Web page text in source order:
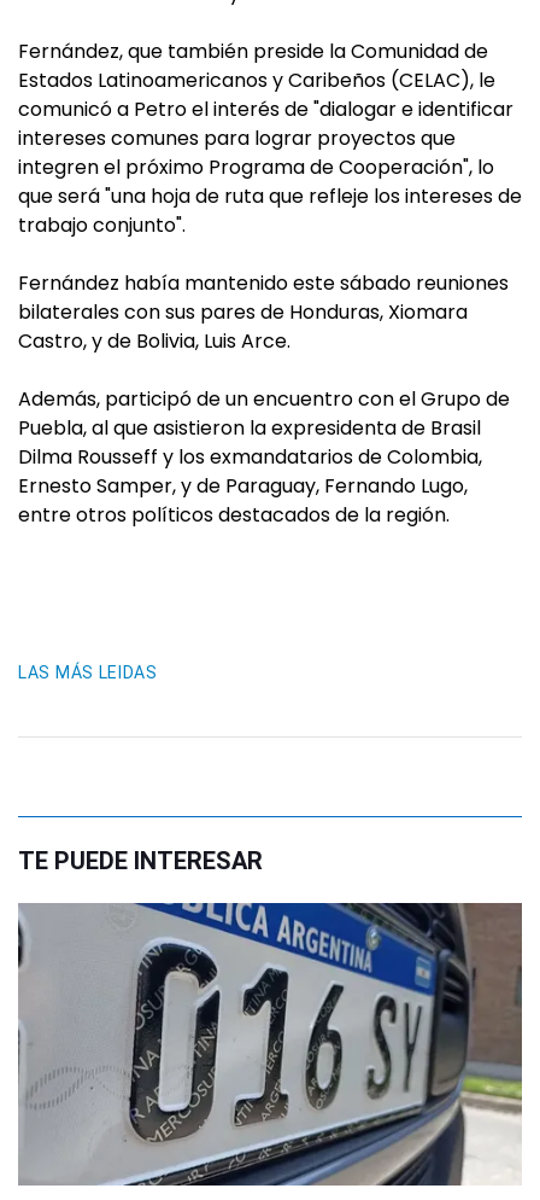
Fernández, que también preside la Comunidad de
Estados Latinoamericanos y Caribeños (CELAC), le
comunicó a Petro el interés de "dialogar e identificar
intereses comunes para lograr proyectos que
integren el próximo Programa de Cooperación", lo
que será "una hoja de ruta que refleje los intereses de
trabajo conjunto".
Fernández había mantenido este sábado reuniones
bilaterales con sus pares de Honduras, Xiomara
Castro, y de Bolivia, Luis Arce.
Además, participó de un encuentro con el Grupo de
Puebla, al que asistieron la expresidenta de Brasil
Dilma Rousseff y los exmandatarios de Colombia,
Ernesto Samper, y de Paraguay, Fernando Lugo,
entre otros políticos destacados de la región.
LAS MÁS LEIDAS
TE PUEDE INTERESAR